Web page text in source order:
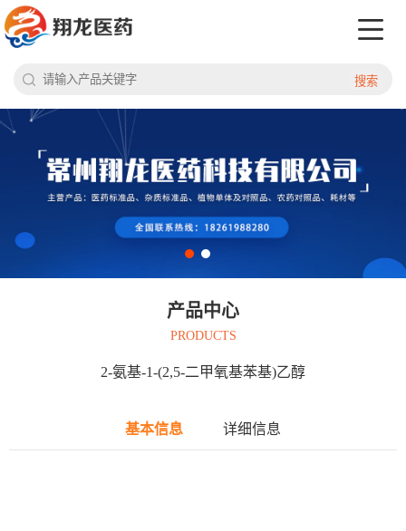
搜索
产品中心
PRODUCTS
2-氨基-1-(2,5-二甲氧基苯基)乙醇
基本信息 详细信息